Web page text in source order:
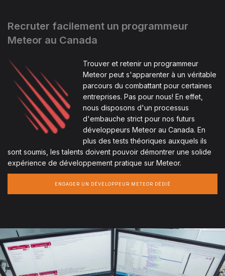
Recruter facilement un programmeur
Meteor au Canada
Trouver et retenir un programmeur
Meteor peut s'apparenter à un véritable
parcours du combattant pour certaines
entreprises. Pas pour nous! En effet,
nous disposons d'un processus
d'embauche strict pour nos futurs
développeurs Meteor au Canada. En
plus des tests théoriques auxquels ils
sont soumis, les talents doivent pouvoir démontrer une solide
expérience de développement pratique sur Meteor.
ENGAGER UN DÉVELOPPEUR METEOR DÉDIÉ